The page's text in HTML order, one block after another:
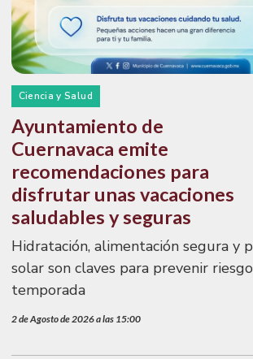
Ciencia y Salud
Ayuntamiento de
Cuernavaca emite
recomendaciones para
disfrutar unas vacaciones
saludables y seguras
Hidratación, alimentación segura y
solar son claves para prevenir
temporada
2 de Agosto de 2026 a las 15:00